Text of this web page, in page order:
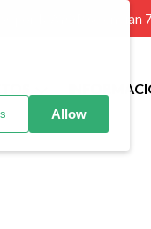
por MAYOR se
Allow